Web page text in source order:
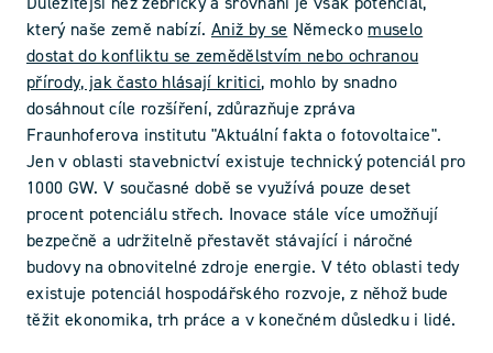
který naše země nabízí. Aniž by se Německo muselo
dostat do konfliktu se zemědělstvím nebo ochranou
přírody, jak často hlásají kritici, mohlo by snadno
dosáhnout cíle rozšíření, zdůrazňuje zpráva
Fraunhoferova institutu "Aktuální fakta o fotovoltaice".
Jen v oblasti stavebnictví existuje technický potenciál pro
1000 GW. V současné době se využívá pouze deset
procent potenciálu střech. Inovace stále více umožňují
bezpečně a udržitelně přestavět stávající i náročné
budovy na obnovitelné zdroje energie. V této oblasti tedy
existuje potenciál hospodářského rozvoje, z něhož bude
těžit ekonomika, trh práce a v konečném důsledku i lidé.